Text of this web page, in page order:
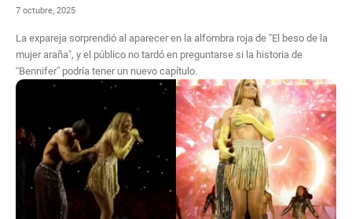
7 octubre, 2025
La expareja sorprendió al aparecer en la alfombra roja de "El beso de la
mujer araña", y el público no tardó en preguntarse si la historia de
“Bennifer” podría tener un nuevo capítulo.